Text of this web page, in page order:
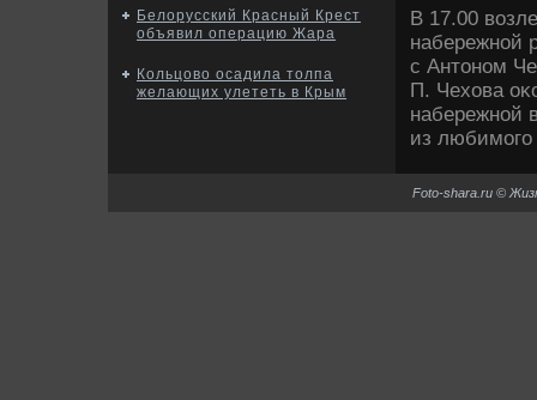
Белорусский Красный Крест
объявил операцию Жара
Кольцово осадила толпа
желающих улететь в Крым
В 17.00
набережной
с Антοном
П. Чехοва
набережной
из
Foto-shara.ru ©